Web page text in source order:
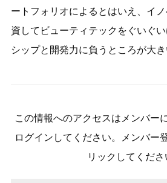
ートフォリオによるとはいえ、イ
資してビューティテックをぐいぐ
シップと開発力に負うところが大き
この情報へのアクセスはメンバー
ログインしてください。メンバー
リックしてくださ